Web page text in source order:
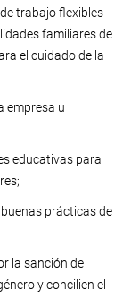
trabajo flexibles
familiares de
el cuidado de la
empresa u
educativas para
prácticas de
la sanción de
y concilien el